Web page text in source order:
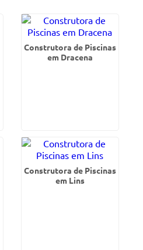
Construtora de Piscinas
em Dracena
Construtora de Piscinas
em Lins